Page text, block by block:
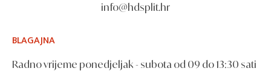
info@hdsplit.hr
BLAGAJNA
Radno vrijeme ponedjeljak - subota od 09 do 13:30 sati